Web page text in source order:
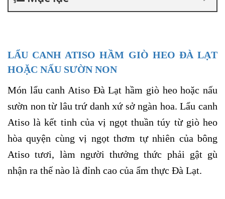
LẨU CANH ATISO HẦM GIÒ HEO ĐÀ LẠT
HOẶC NẤU SƯỜN NON
Món lẩu canh Atiso Đà Lạt hầm giò heo hoặc nấu
sườn non từ lâu trứ danh xứ sở ngàn hoa. Lẩu canh
Atiso là kết tinh của vị ngọt thuần túy từ giò heo
hòa quyện cùng vị ngọt thơm tự nhiên của bông
Atiso tươi, làm người thưởng thức phải gật gù
nhận ra thế nào là đỉnh cao của ẩm thực Đà Lạt.